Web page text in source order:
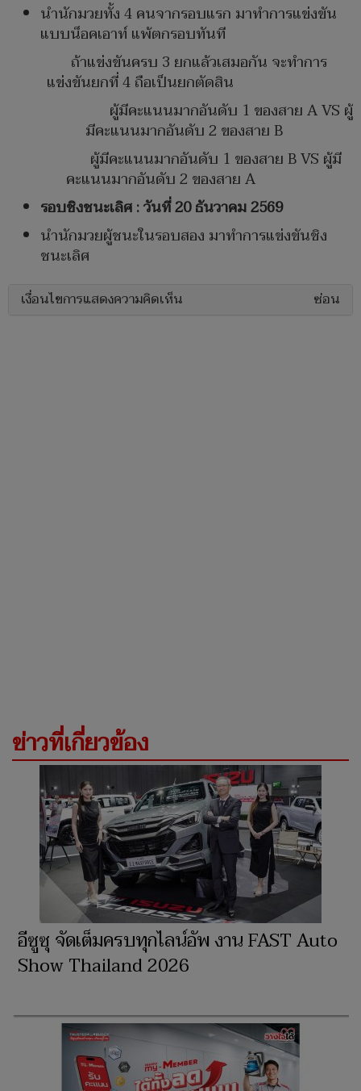
นำนักมวยทั้ง 4 คนจากรอบแรก มาทำการแข่งขัน
แบบน็อคเอาท์ แพ้ตกรอบทันที
ถ้าแข่งขันครบ 3 ยกแล้วเสมอกัน จะทำการ
แข่งขันยกที่ 4 ถือเป็นยกตัดสิน
ผู้มีคะแนนมากอันดับ 1 ของสาย A VS ผู้
มีคะแนนมากอันดับ 2 ของสาย B
ผู้มีคะแนนมากอันดับ 1 ของสาย B VS ผู้มี
คะแนนมากอันดับ 2 ของสาย A
รอบชิงชนะเลิศ : วันที่20ธันวาคม2569
นำนักมวยผู้ชนะในรอบสอง มาทำการแข่งขันชิง
ชนะเลิศ
เงื่อนไขการแสดงความคิดเห็น ซ่อน
ข่าวที่เกี่ยวข้อง
อีซูซุ จัดเต็มครบทุกไลน์อัพ งาน FAST Auto
Show Thailand 2026